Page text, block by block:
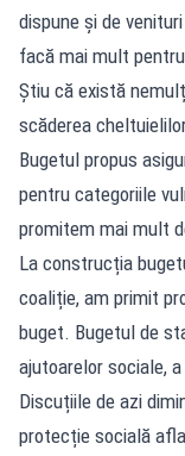
dispune și de
facă mai mult
Știu că există
scăderea
Bugetul propus
pentru categoriile
promitem mai mult
La construcția
coaliție, am primit
buget. Bugetul de
ajutoarelor sociale,
Discuțiile de azi
protecție socială